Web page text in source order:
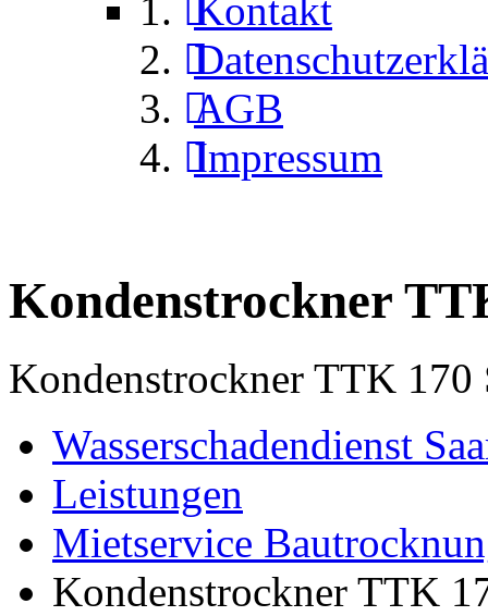
Kontakt
AGB
Impressum
Kondenstrockner
Kondenstrockner TTK 170
Wasserschadendienst
Leistungen
Mietservice
Kondenstrockner TTK